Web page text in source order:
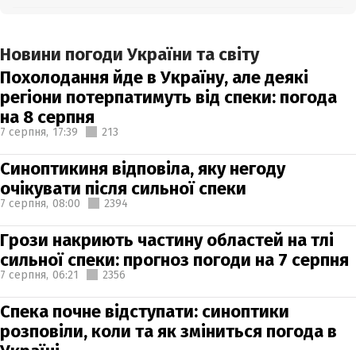
Новини погоди України та світу
Похолодання йде в Україну, але деякі
регіони потерпатимуть від спеки: погода
на 8 серпня
7 серпня, 17:39 213
Синоптикиня відповіла, яку негоду
очікувати після сильної спеки
7 серпня, 08:00 2394
Грози накриють частину областей на тлі
сильної спеки: прогноз погоди на 7 серпня
7 серпня, 06:21 2356
Спека почне відступати: синоптики
розповіли, коли та як зміниться погода в